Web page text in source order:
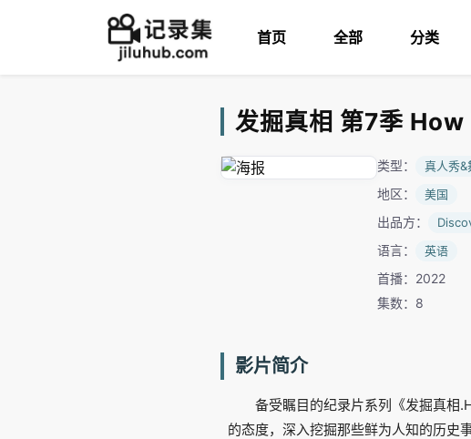
首页 全部 分类
发掘真相 第7季
类型： 真人秀&
地区： 美国
出品方：
语言： 英语
首播：2022
集数：8
影片简介
备受瞩目的纪录片系列《发掘真相
的态度，深入挖掘那些鲜为人知的历史